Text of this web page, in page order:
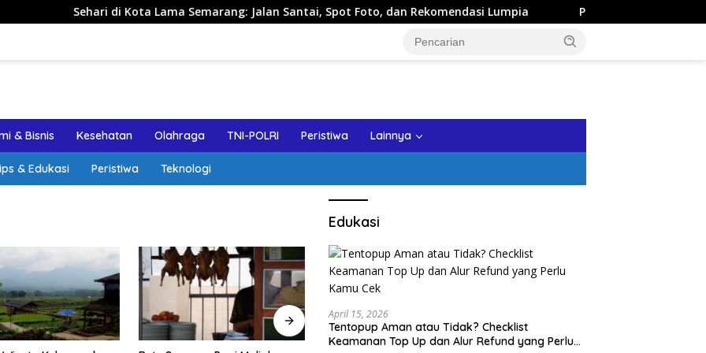
Sehari di Kota Lama Semarang: Jalan Santai, Spot Foto, dan Rekomendasi Lumpia Panduan Wisata Keluarga ke
& Bisnis Kesehatan Olahraga TNI-POLRI Peristiwa Lainnya
& Edukasi Peristiwa Teknologi
Edukasi
April 15, 2026
Tentopup Aman atau Tidak? Checklist
Keamanan Top Up dan Alur Refund yang Perlu